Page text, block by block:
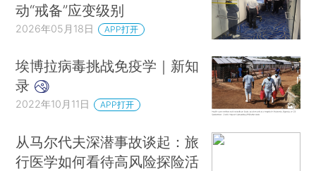
动“戒备”应变级别
2026年05月18日 APP打开
埃博拉病毒挑战免疫学｜新知
录
2022年10月11日 APP打开
从马尔代夫深潜事故谈起：旅
行医学如何看待高风险探险活